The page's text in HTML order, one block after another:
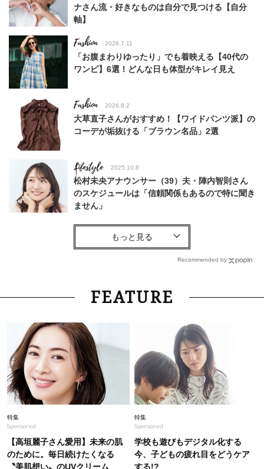
ナさん流・好きなものは自分で見つける【自分
軸】
Fashion 2026.7.11
「お腹まわりゆったり」でも着映える【40代の
ワンピ】6選！どんな日も体型がキレイ見え
Fashion 2026.8.2
大草直子さんがおすすめ！【ワイドパンツ派】の
コーデが垢抜ける「ブラウン名品」2選
Lifestyle 2025.10.8
松村未央アナウンサー（39）夫・陣内智則さん
のスケジュールは「信頼関係もあるので特に聞き
ません」
Fashion
【夏のデニムコーデ】40代は「柔らかデニム×サ
Fashion 2026.7.21
40代が1枚でサマになる「体のラインを拾わな
Beauty
酷暑の夏こそ40代が使うべき【美容液・クリー
ム】「シワ・たるみケア」はこれ一つでOK！
2026.7.21
サムギョプサルだけじゃない！【ソウル旅行】最
新「肉グルメ」7選。大人の舌がうなる名店
Recommended by
FEATURE
特集
Sponsored
【高垣麗子さん愛用】未来の肌
のために。毎日続けたくなる
〝美肌想い〟のUVクリーム
特集
Sponsored
学校も遊びもデジタル化する
今、子どもの疲れ目をどうケア
する!?